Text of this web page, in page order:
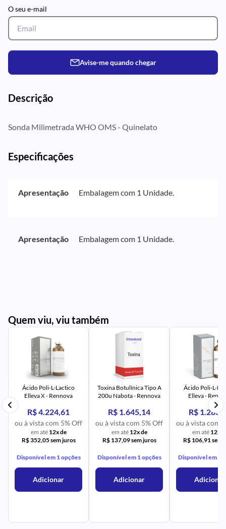
O seu e-mail
Avise-me quando chegar
Descrição
Sonda Milimetrada WHO OMS - Quinelato
Especificações
Apresentação Embalagem com 1 Unidade.
Apresentação Embalagem com 1 Unidade.
Quem viu, viu também
UR
Ácido Poli-L-Lactico
Elleva X - Rennova
R$ 4.224,61
ou à vista com 5% Off
em até 12x de
R$ 352,05 sem juros
Disponível em 1 opções
Adicionar
Toxina Botulínica Tipo A
200u Nabota - Rennova
R$ 1.645,14
ou à vista com 5% Off
em até 12x de
R$ 137,09 sem juros
Disponível em 1 opções
Adicionar
UR
Ácido Poli-L-
Elleva -
R$
ou à vista com
em até 12x
R$ 106,91 sem
Disponível em 1
Adicionar